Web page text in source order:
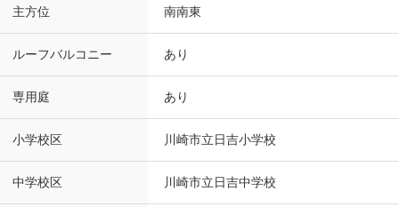
主方位 南南東
ルーフバルコニー あり
専用庭 あり
小学校区 川崎市立日吉小学校
中学校区 川崎市立日吉中学校